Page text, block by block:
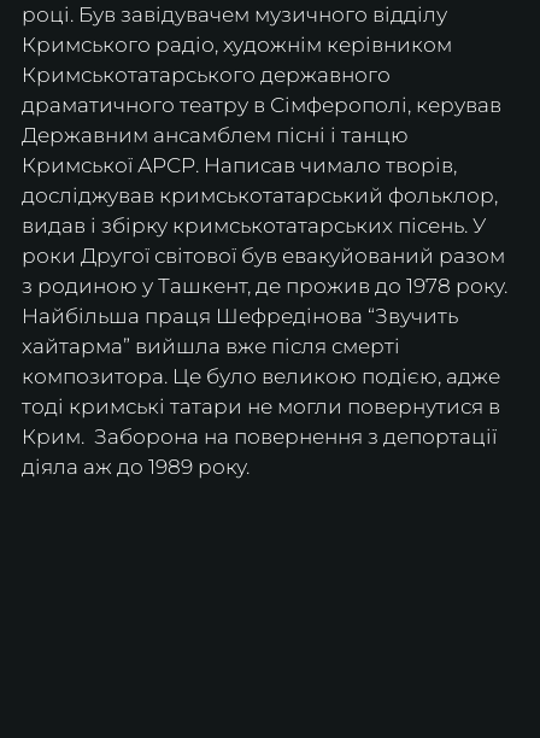
році. Був завідувачем музичного відділу
Кримського радіо, художнім керівником
Кримськотатарського державного
драматичного театру в Сімферополі, керував
Державним ансамблем пісні і танцю
Кримської АРСР. Написав чимало творів,
досліджував кримськотатарський фольклор,
видав і збірку кримськотатарських пісень. У
роки Другої світової був евакуйований разом
з родиною у Ташкент, де прожив до 1978 року.
Найбільша праця Шефредінова “Звучить
хайтарма” вийшла вже після смерті
композитора. Це було великою подією, адже
тоді кримські татари не могли повернутися в
Крим.  Заборона на повернення з депортації
діяла аж до 1989 року.